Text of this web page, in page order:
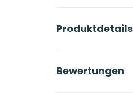
Produktdetails
Bewertungen